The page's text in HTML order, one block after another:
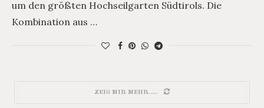
um den größten Hochseilgarten Südtirols. Die
Kombination aus …
ZEIG MIR MEHR.....